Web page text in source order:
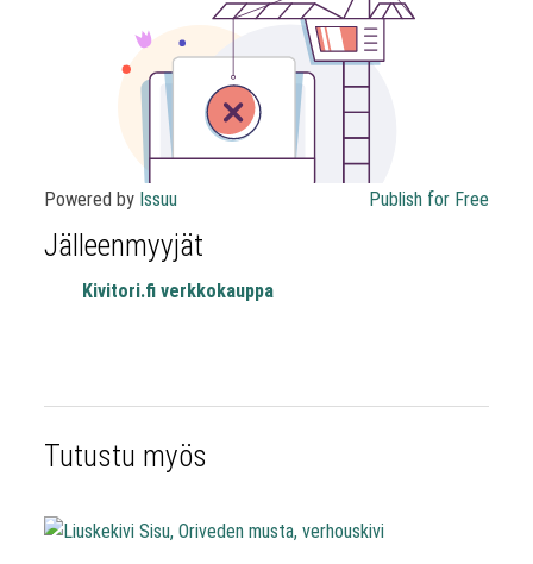
Powered by Issuu Publish for Free
Jälleenmyyjät
Kivitori.fi verkkokauppa
Tutustu myös